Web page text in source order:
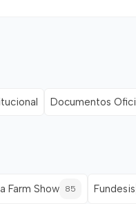
Documentos
Farm Show 85 Fundesis